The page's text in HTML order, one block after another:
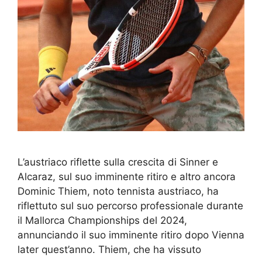
L’austriaco riflette sulla crescita di Sinner e
Alcaraz, sul suo imminente ritiro e altro ancora
Dominic Thiem, noto tennista austriaco, ha
riflettuto sul suo percorso professionale durante
il Mallorca Championships del 2024,
annunciando il suo imminente ritiro dopo Vienna
later quest’anno. Thiem, che ha vissuto